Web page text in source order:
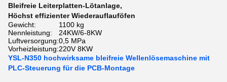
Bleifreie Leiterplatten-Lötanlage,
Höchst effizienter Wiederauflauföfen
Gewicht:
1100 kg
Nennleistung:
24KW/6-8KW
Luftversorgung:0,5 MPa
Vorheizleistung:220V 8KW
YSL-N350 hochwirksame bleifreie Wellenlösemaschine mit
PLC-Steuerung für die PCB-Montage